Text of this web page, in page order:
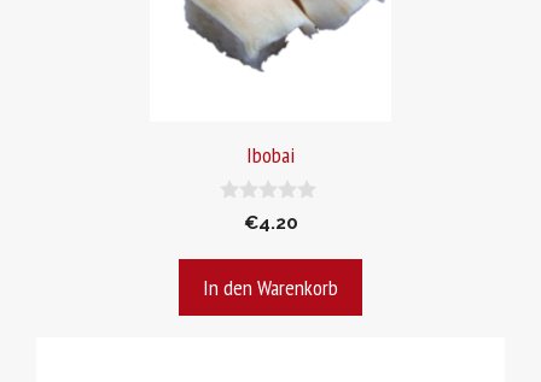
Ibobai
5
€4.20
In den Warenkorb